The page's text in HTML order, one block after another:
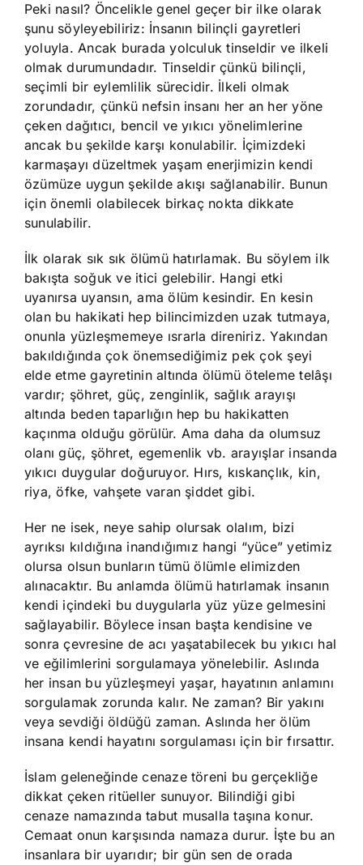
Peki nasıl? Öncelikle genel geçer bir ilke olarak
şunu söyleyebiliriz: İnsanın bilinçli gayretleri
yoluyla. Ancak burada yolculuk tinseldir ve ilkeli
olmak durumundadır. Tinseldir çünkü bilinçli,
seçimli bir eylemlilik sürecidir. İlkeli olmak
zorundadır, çünkü nefsin insanı her an her yöne
çeken dağıtıcı, bencil ve yıkıcı yönelimlerine
ancak bu şekilde karşı konulabilir. İçimizdeki
karmaşayı düzeltmek yaşam enerjimizin kendi
özümüze uygun şekilde akışı sağlanabilir. Bunun
için önemli olabilecek birkaç nokta dikkate
sunulabilir.
İlk olarak sık sık ölümü hatırlamak. Bu söylem ilk
bakışta soğuk ve itici gelebilir. Hangi etki
uyanırsa uyansın, ama ölüm kesindir. En kesin
olan bu hakikati hep bilincimizden uzak tutmaya,
onunla yüzleşmemeye ısrarla direniriz. Yakından
bakıldığında çok önemsediğimiz pek çok şeyi
elde etme gayretinin altında ölümü öteleme telâşı
vardır; şöhret, güç, zenginlik, sağlık arayışı
altında beden taparlığın hep bu hakikatten
kaçınma olduğu görülür. Ama daha da olumsuz
olanı güç, şöhret, egemenlik vb. arayışlar insanda
yıkıcı duygular doğuruyor. Hırs, kıskançlık, kin,
riya, öfke, vahşete varan şiddet gibi.
Her ne isek, neye sahip olursak olalım, bizi
ayrıksı kıldığına inandığımız hangi “yüce” yetimiz
olursa olsun bunların tümü ölümle elimizden
alınacaktır. Bu anlamda ölümü hatırlamak insanın
kendi içindeki bu duygularla yüz yüze gelmesini
sağlayabilir. Böylece insan başta kendisine ve
sonra çevresine de acı yaşatabilecek bu yıkıcı hal
ve eğilimlerini sorgulamaya yönelebilir. Aslında
her insan bu yüzleşmeyi yaşar, hayatının anlamını
sorgulamak zorunda kalır. Ne zaman? Bir yakını
veya sevdiği öldüğü zaman. Aslında her ölüm
insana kendi hayatını sorgulaması için bir fırsattır.
İslam geleneğinde cenaze töreni bu gerçekliğe
dikkat çeken ritüeller sunuyor. Bilindiği gibi
cenaze namazında tabut musalla taşına konur.
Cemaat onun karşısında namaza durur. İşte bu an
insanlara bir uyarıdır; bir gün sen de orada